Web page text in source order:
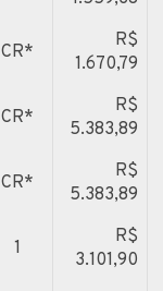
CR*
R$
1.670,79
CR*
R$
5.383,89
CR*
R$
5.383,89
1
R$
3.101,90